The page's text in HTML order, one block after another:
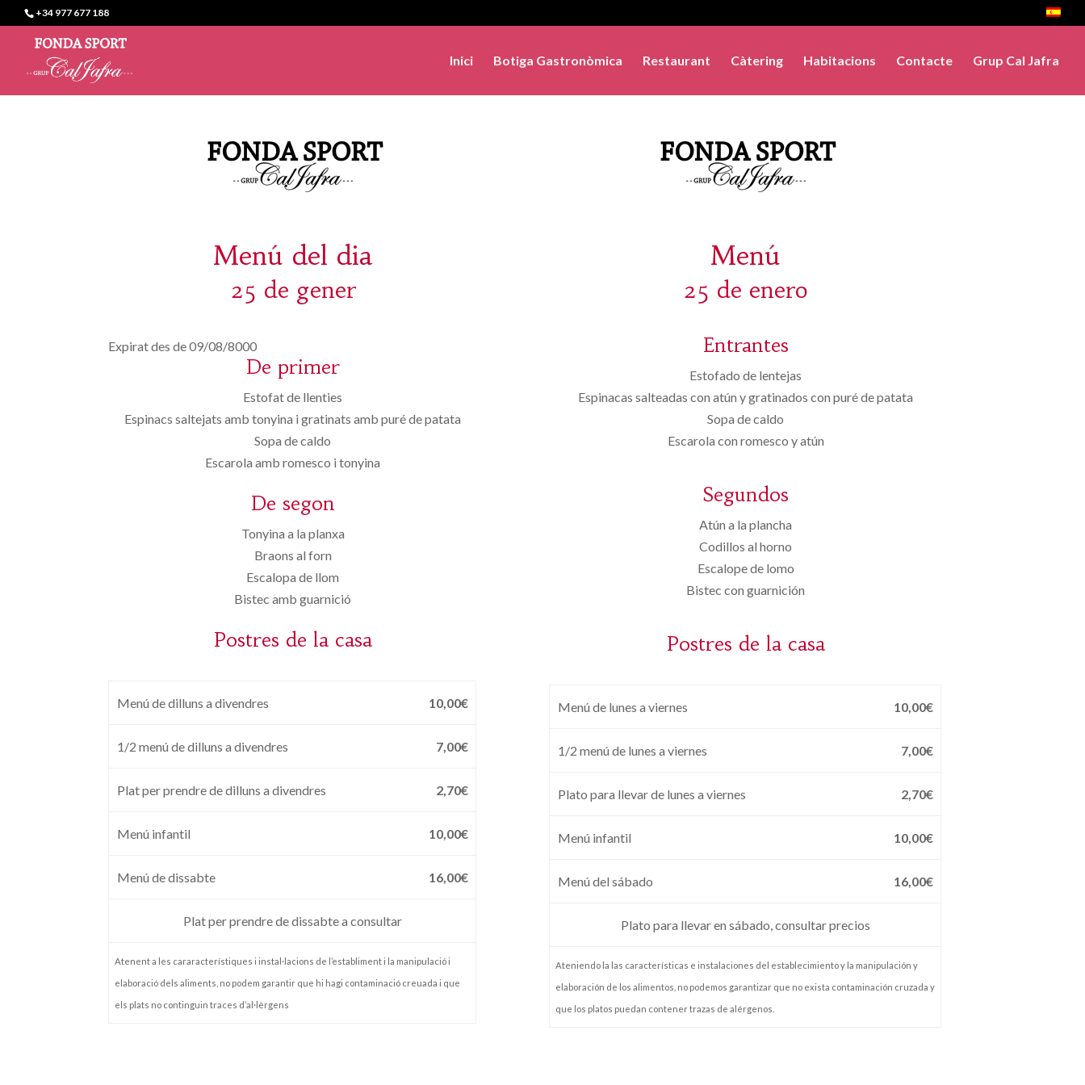
+34 977 677 188
Inici Botiga Gastronòmica Restaurant Càtering Habitacions Contacte Grup Cal Jafra
Menú del dia
25 de gener
Expirat des de 09/08/8000
De primer
Estofat de llenties
Espinacs saltejats amb tonyina i gratinats amb puré de patata
Sopa de caldo
Escarola amb romesco i tonyina
De segon
Tonyina a la planxa
Braons al forn
Escalopa de llom
Bistec amb guarnició
Postres de la casa
Menú de dilluns a divendres 10,00€
1/2 menú de dilluns a divendres 7,00€
Plat per prendre de dilluns a divendres 2,70€
Menú infantil 10,00€
Menú de dissabte 16,00€
Plat per prendre de dissabte a consultar
Atenent a les cararacterístiques i instal·lacions de l’establiment i la manipulació i
elaboració dels aliments, no podem garantir que hi hagi contaminació creuada i que
els plats no continguin traces d’al·lèrgens
Menú
25 de enero
Entrantes
Estofado de lentejas
Espinacas salteadas con atún y gratinados con puré de patata
Sopa de caldo
Escarola con romesco y atún
Segundos
Atún a la plancha
Codillos al horno
Escalope de lomo
Bistec con guarnición
Postres de la casa
Menú de lunes a viernes 10,00€
1/2 menú de lunes a viernes 7,00€
Plato para llevar de lunes a viernes 2,70€
Menú infantil 10,00€
Menú del sábado 16,00€
Plato para llevar en sábado, consultar precios
Ateniendo la las características e instalaciones del establecimiento y la manipulación y
elaboración de los alimentos, no podemos garantizar que no exista contaminación cruzada y
que los platos puedan contener trazas de alérgenos.